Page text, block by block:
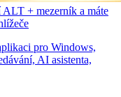
+ mezerník a máte
pro Windows,
AI asistenta,